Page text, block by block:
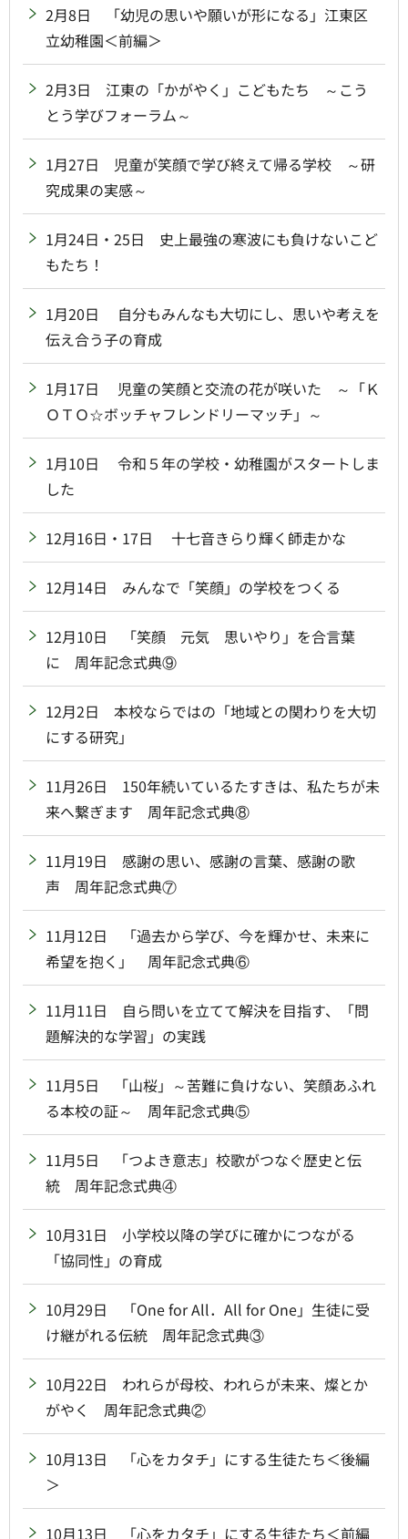
2月8日 「幼児の思いや願いが形になる」江東区
立幼稚園＜前編＞
2月3日 江東の「かがやく」こどもたち ～こう
とう学びフォーラム～
1月27日 児童が笑顔で学び終えて帰る学校 ～研
究成果の実感～
1月24日・25日 史上最強の寒波にも負けないこど
もたち！
1月20日 自分もみんなも大切にし、思いや考えを
伝え合う子の育成
1月17日 児童の笑顔と交流の花が咲いた ～「Ｋ
ＯＴＯ☆ボッチャフレンドリーマッチ」～
1月10日 令和５年の学校・幼稚園がスタートしま
した
12月16日・17日 十七音きらり輝く師走かな
12月14日 みんなで「笑顔」の学校をつくる
12月10日 「笑顔 元気 思いやり」を合言葉
に 周年記念式典⑨
12月2日 本校ならではの「地域との関わりを大切
にする研究」
11月26日 150年続いているたすきは、私たちが未
来へ繋ぎます 周年記念式典⑧
11月19日 感謝の思い、感謝の言葉、感謝の歌
声 周年記念式典⑦
11月12日 「過去から学び、今を輝かせ、未来に
希望を抱く」 周年記念式典⑥
11月11日 自ら問いを立てて解決を目指す、「問
題解決的な学習」の実践
11月5日 「山桜」～苦難に負けない、笑顔あふれ
る本校の証～ 周年記念式典⑤
11月5日 「つよき意志」校歌がつなぐ歴史と伝
統 周年記念式典④
10月31日 小学校以降の学びに確かにつながる
「協同性」の育成
10月29日 「One for All．All for One」生徒に受
け継がれる伝統 周年記念式典③
10月22日 われらが母校、われらが未来、燦とか
がやく 周年記念式典②
10月13日 「心をカタチ」にする生徒たち＜後編
＞
10月13日 「心をカタチ」にする生徒たち＜前編